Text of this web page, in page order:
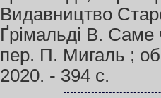
Видавництво
Ґрімальді В. Саме
пер. П. Мигаль ;
2020. - 394 с.